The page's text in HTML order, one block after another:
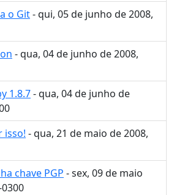
o Git- qui, 05 de junho de 2008,
- qua, 04 de junho de 2008,
1.8.7- qua, 04 de junho de
isso! - qua, 21 de maio de 2008,
chave PGP - sex, 09 de maio